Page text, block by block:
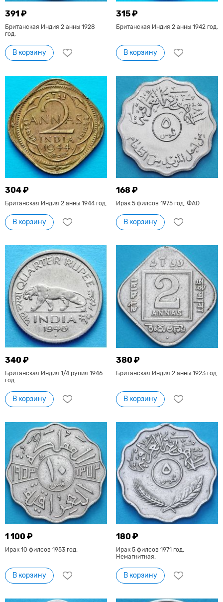
391 ₽
Британская Индия 2 анны 1928
год.
В корзину
315 ₽
Британская Индия 2 анны 1942 год.
В корзину
304 ₽
Британская Индия 2 анны 1944 год.
В корзину
168 ₽
Ирак 5 филсов 1975 год. ФАО
В корзину
340 ₽
Британская Индия 1/4 рупия 1946
год.
В корзину
380 ₽
Британская Индия 2 анны 1923 год.
В корзину
1 100 ₽
Ирак 10 филсов 1953 год.
В корзину
180 ₽
Ирак 5 филсов 1971 год.
Немагнитная.
В корзину